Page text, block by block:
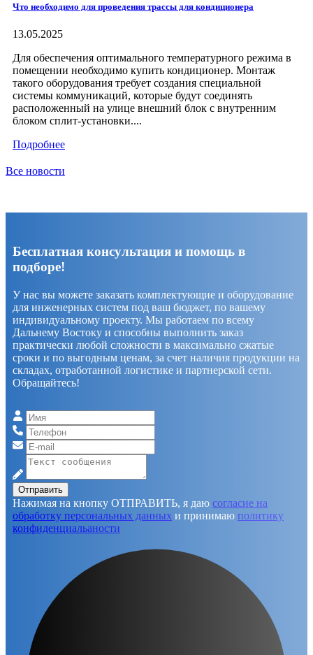
Что необходимо для проведения трассы для кондиционера
13.05.2025
Для обеспечения оптимального температурного режима в
помещении необходимо купить кондиционер. Монтаж
такого оборудования требует создания специальной
системы коммуникаций, которые будут соединять
расположенный на улице внешний блок с внутренним
блоком сплит-установки....
Подробнее
Все новости
Бесплатная консультация и помощь в
подборе!
У нас вы можете заказать комплектующие и оборудование
для инженерных систем под ваш бюджет, по вашему
индивидуальному проекту. Мы работаем по всему
Дальнему Востоку и способны выполнить заказ
практически любой сложности в максимально сжатые
сроки и по выгодным ценам, за счет наличия продукции на
складах, отработанной логистике и партнерской сети.
Обращайтесь!
Отправить
Нажимая на кнопку ОТПРАВИТЬ, я даю согласие на
обработку персональных данных и принимаю политику
конфиденциальаности